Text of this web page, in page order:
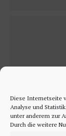
Diese Internetseite
Analyse und
unter anderem zur
Durch die weitere